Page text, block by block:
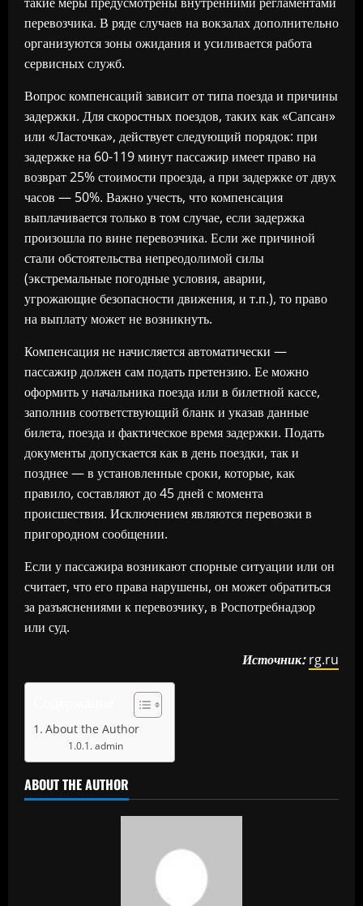
перевозчика. В ряде случаев на вокзалах дополнительно
организуются зоны ожидания и усиливается работа
сервисных служб.
Вопрос компенсаций зависит от типа поезда и причины
задержки. Для скоростных поездов, таких как «Сапсан»
или «Ласточка», действует следующий порядок: при
задержке на 60-119 минут пассажир имеет право на
возврат 25% стоимости проезда, а при задержке от двух
часов — 50%. Важно учесть, что компенсация
выплачивается только в том случае, если задержка
произошла по вине перевозчика. Если же причиной
стали обстоятельства непреодолимой силы
(экстремальные погодные условия, аварии,
угрожающие безопасности движения, и т.п.), то право
на выплату может не возникнуть.
Компенсация не начисляется автоматически —
пассажир должен сам подать претензию. Ее можно
оформить у начальника поезда или в билетной кассе,
заполнив соответствующий бланк и указав данные
билета, поезда и фактическое время задержки. Подать
документы допускается как в день поездки, так и
позднее — в установленные сроки, которые, как
правило, составляют до 45 дней с момента
происшествия. Исключением являются перевозки в
пригородном сообщении.
Если у пассажира возникают спорные ситуации или он
считает, что его права нарушены, он может обратиться
за разъяснениями к перевозчику, в Роспотребнадзор
или суд.
Источник: rg.ru
About the Author
admin
ABOUT THE AUTHOR